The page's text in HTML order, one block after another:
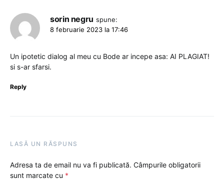
sorin negru spune:
8 februarie 2023 la 17:46
Un ipotetic dialog al meu cu Bode ar incepe asa: AI PLAGIAT!
si s-ar sfarsi.
Reply
LASĂ UN RĂSPUNS
Adresa ta de email nu va fi publicată. Câmpurile obligatorii
sunt marcate cu *